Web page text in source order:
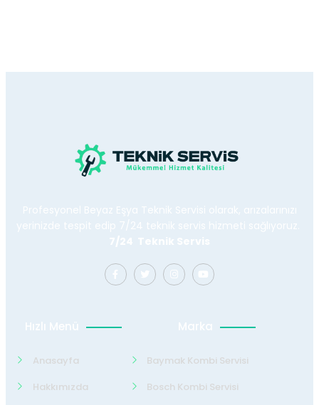
Profesyonel Beyaz Eşya Teknik Servisi olarak, arızalarınızı
yerinizde tespit edip 7/24 teknik servis hizmeti sağlıyoruz.
7/24 Teknik Servis
Hızlı Menü
Anasayfa
Hakkımızda
Marka
Baymak Kombi Servisi
Bosch Kombi Servisi